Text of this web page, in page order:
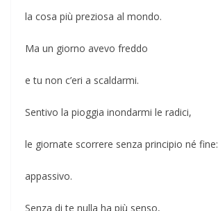
la cosa più preziosa al mondo.
Ma un giorno avevo freddo
e tu non c’eri a scaldarmi.
Sentivo la pioggia inondarmi le radici,
le giornate scorrere senza principio né fine:
appassivo.
Senza di te nulla ha più senso,